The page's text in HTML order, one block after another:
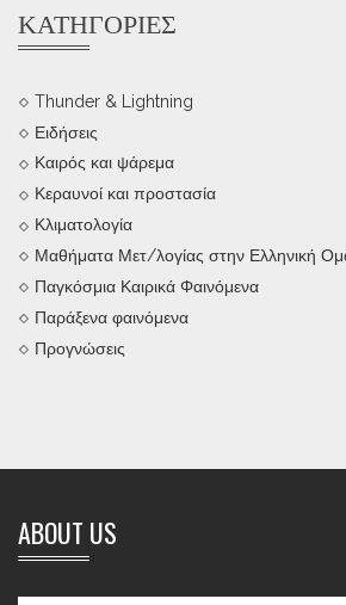
ΚΑΤΗΓΟΡΊΕΣ
Thunder & Lightning
Ειδήσεις
Καιρός και ψάρεμα
Κεραυνοί και προστασία
Κλιματολογία
Μαθήματα Μετ/λογίας στην Ελληνική
Παγκόσμια Καιρικά Φαινόμενα
Παράξενα φαινόμενα
Προγνώσεις
ABOUT US